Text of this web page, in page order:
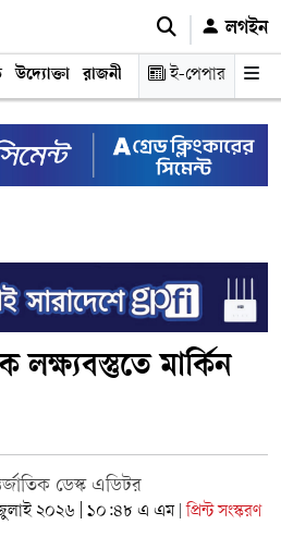
লগইন
উদ্যোক্তা রাজনীতি শিক্ষা স্বাস্থ্য ও
ই-পেপার
লক্ষ্যবস্তুতে মার্কিন
ডেস্ক এডিটর
২০২৬ | ১০:৪৮ এ এম প্রিন্ট সংস্করণ